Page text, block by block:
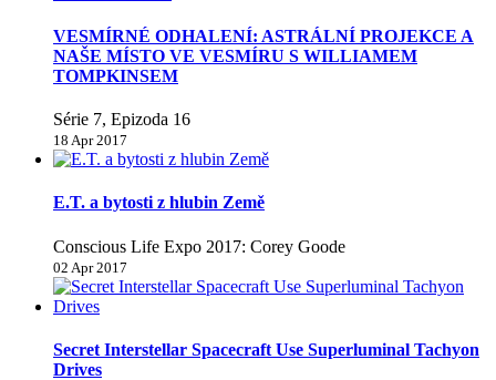
VESMÍRNÉ ODHALENÍ: ASTRÁLNÍ PROJEKCE A
NAŠE MÍSTO VE VESMÍRU S WILLIAMEM
TOMPKINSEM
Série 7, Epizoda 16
18 Apr 2017
E.T. a bytosti z hlubin Země
Conscious Life Expo 2017: Corey Goode
02 Apr 2017
Secret Interstellar Spacecraft Use Superluminal Tachyon
Drives